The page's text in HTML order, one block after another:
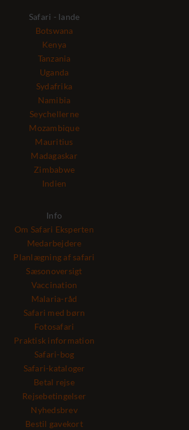
Safari - lande
Botswana
Kenya
Tanzania
Uganda
Sydafrika
Namibia
Seychellerne
Mozambique
Mauritius
Madagaskar
Zimbabwe
Indien
Info
Om Safari Eksperten
Medarbejdere
Planlægning af safari
Sæsonoversigt
Vaccination
Malaria-råd
Safari med børn
Fotosafari
Praktisk information
Safari-bog
Safari-kataloger
Betal rejse
Rejsebetingelser
Nyhedsbrev
Bestil gavekort